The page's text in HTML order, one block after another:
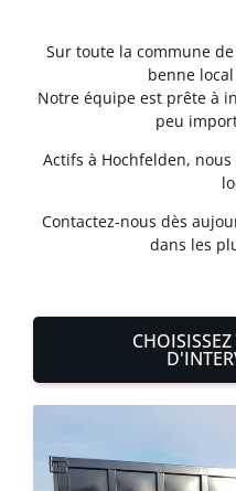
Sur toute la commune
benne
Notre équipe est prête à
peu
Actifs à Hochfelden,
Contactez-nous dès
dans les